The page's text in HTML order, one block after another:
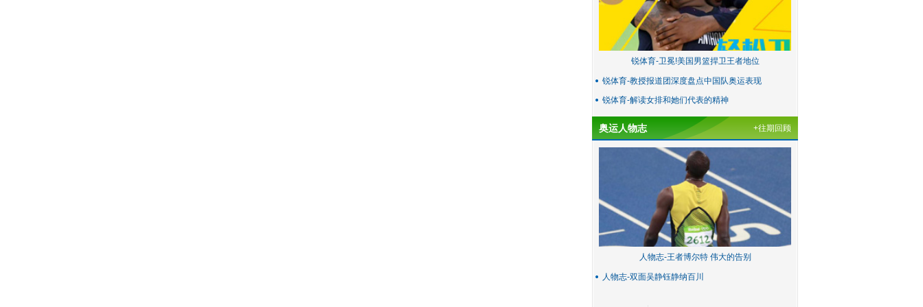
锐体育-卫冕!美国男篮捍卫王者地位
锐体育-教授报道团深度盘点中国队奥运表现
锐体育-解读女排和她们代表的精神
奥运人物志 +往期回顾
人物志-王者博尔特 伟大的告别
人物志-双面吴静钰静纳百川